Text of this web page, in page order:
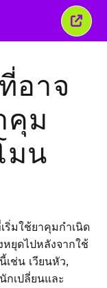
ปิด
หน้าต่
อาจ
คุม
มน
ริ่มใช้ยาคุมกำเนิด
ยุดไปหลังจากใช้
เช่น เวียนหัว,
กเปลี่ยนและ